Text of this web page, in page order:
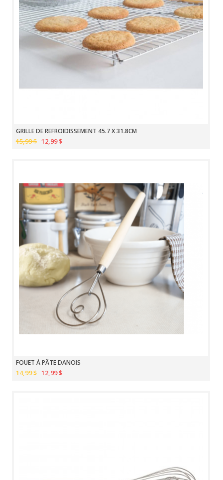
GRILLE DE REFROIDISSEMENT 45.7 X 31.8CM
15,99 $ 12,99 $
FOUET À PÂTE DANOIS
14,99 $ 12,99 $